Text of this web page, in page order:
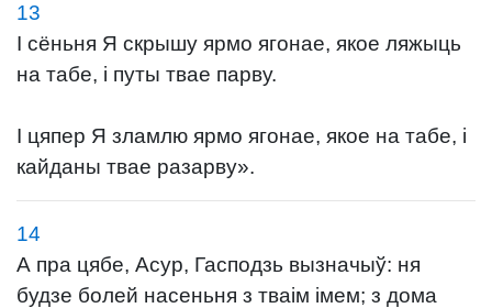
13
І сёньня Я скрышу ярмо ягонае, якое ляжыць
на табе, і путы твае парву.
І цяпер Я зламлю ярмо ягонае, якое на табе, і
кайданы твае разарву».
14
А пра цябе, Асур, Гасподзь вызначыў: ня
будзе болей насеньня з тваім імем; з дома